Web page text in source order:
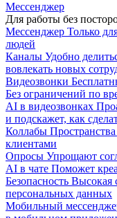
Мессенджер
Для работы без
Мессенджер Только
людей
Каналы Удобно
вовлекать новых
Видеозвонки
Без ограничений по
AI в видеозвонках
и подскажет, как
Коллабы
клиентами
Опросы Упрощают
AI в чате Поможет
Безопасность Высокая
персональных данных
Мобильный